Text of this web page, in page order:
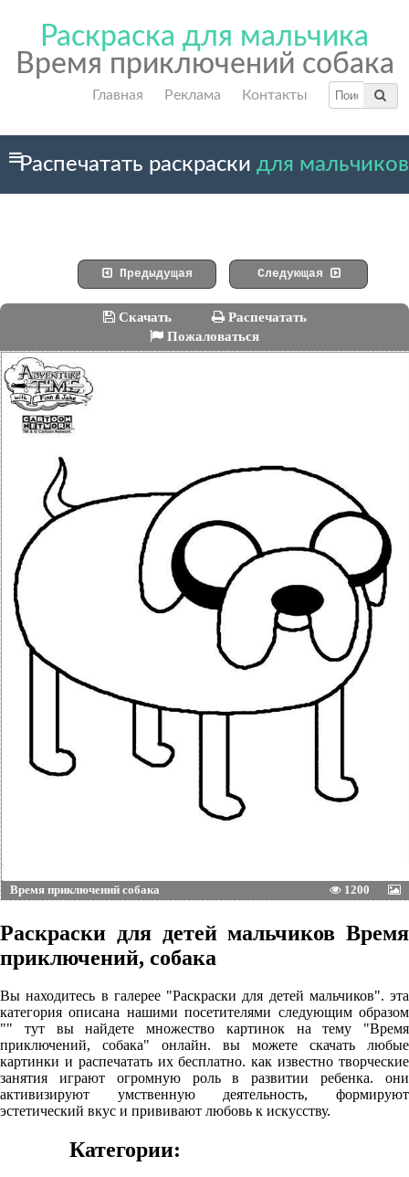
Раскраска для мальчика
Время приключений собака
Главная Реклама Контакты
Распечатать раскраски для мальчиков
Предыдущая Следующая
Скачать
Распечатать
Пожаловаться
Время приключений собака 1200
Раскраски для детей мальчиков Время
приключений, собака
Вы находитесь в галерее "Раскраски для детей мальчиков". эта
категория описана нашими посетителями следующим образом
"" тут вы найдете множество картинок на тему "Время
приключений, собака" онлайн. вы можете скачать любые
картинки и распечатать их бесплатно. как известно творческие
занятия играют огромную роль в развитии ребенка. они
активизируют умственную деятельность, формируют
эстетический вкус и прививают любовь к искусству.
Категории: